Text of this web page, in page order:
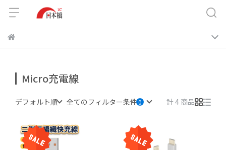
Micro充電線
デフォルト順 全てのフィルター条件 計 4 商品